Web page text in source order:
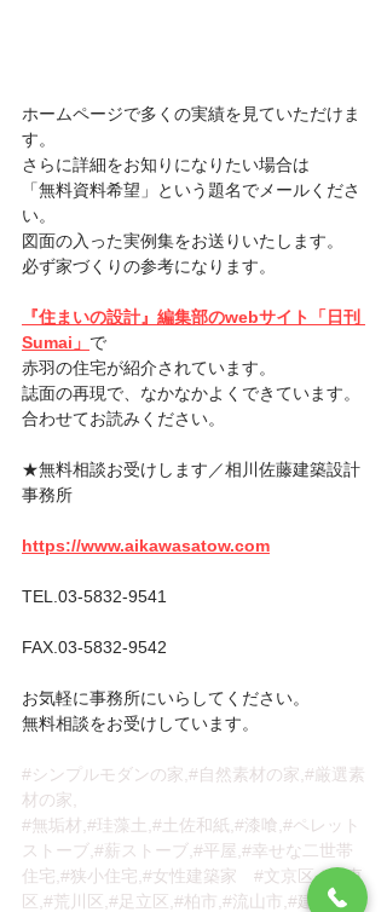
ホームページで多くの実績を見ていただけま
す。
さらに詳細をお知りになりたい場合は
「無料資料希望」という題名でメールくださ
い。
図面の入った実例集をお送りいたします。
必ず家づくりの参考になります。
『住まいの設計』編集部のwebサイト「日刊
Sumai」 で
赤羽の住宅が紹介されています。
誌面の再現で、なかなかよくできています。
合わせてお読みください。
★無料相談お受けします／相川佐藤建築設計
事務所
https://www.aikawasatow.com
TEL.03-5832-9541
FAX.03-5832-9542
お気軽に事務所にいらしてください。
無料相談をお受けしています。
#シンプルモダンの家 ,#自然素材の家,#厳選素
材の家,
#無垢材 ,#珪藻土,#土佐和紙,#漆喰,#ペレット
ストーブ,#薪ストーブ,#平屋,#幸せな二世帯
住宅,#狭小住宅,#女性建築家 #文京区,#台東
区,#荒川区,#足立区,#柏市,#流山市,#建築家